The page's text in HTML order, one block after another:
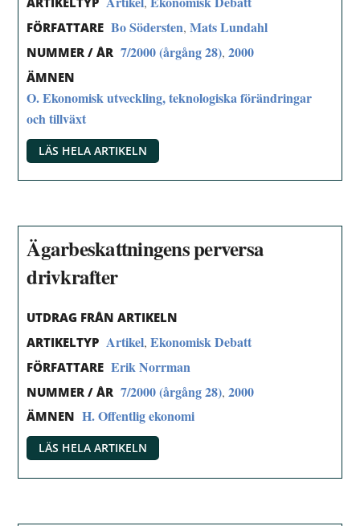
FÖRFATTARE Bo Södersten,Mats Lundahl
NUMMER / ÅR 7/2000 (årgång 28),2000
ÄMNEN
O. Ekonomisk utveckling, teknologiska förändringar
och tillväxt
LÄS HELA ARTIKELN
Ägarbeskattningens perversa
drivkrafter
UTDRAG FRÅN ARTIKELN
ARTIKELTYP Artikel,Ekonomisk Debatt
FÖRFATTARE Erik Norrman
NUMMER / ÅR 7/2000 (årgång 28),2000
ÄMNEN H. Offentlig ekonomi
LÄS HELA ARTIKELN